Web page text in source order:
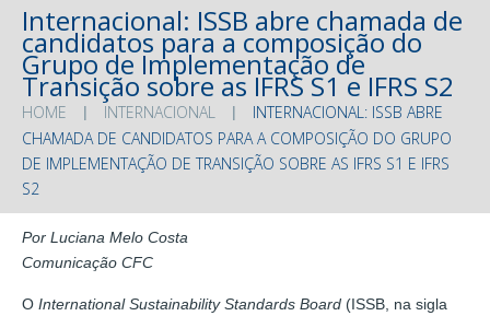
Internacional: ISSB abre chamada de
candidatos para a composição do
Grupo de Implementação de
Transição sobre as IFRS S1 e IFRS S2
HOME INTERNACIONAL
INTERNACIONAL: ISSB ABRE
CHAMADA DE CANDIDATOS PARA A COMPOSIÇÃO DO GRUPO
DE IMPLEMENTAÇÃO DE TRANSIÇÃO SOBRE AS IFRS S1 E IFRS
S2
Por Luciana Melo Costa
Comunicação CFC
O International Sustainability Standards Board (ISSB, na sigla